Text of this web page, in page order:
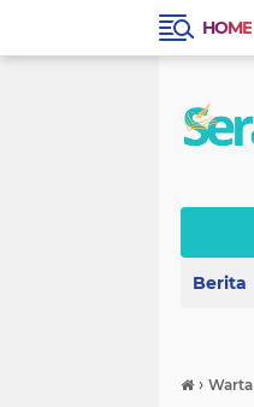
HOME
Berita
› Warta